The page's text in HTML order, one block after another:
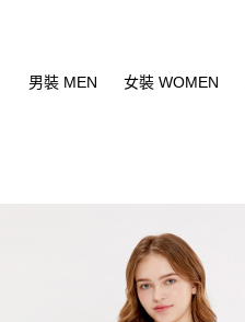
男裝 MEN 女裝 WOMEN